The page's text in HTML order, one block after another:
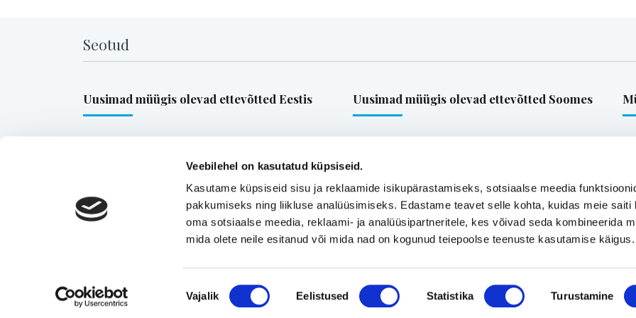
Veebilehel on kasutatud küpsiseid.
Kasutame küpsiseid sisu ja reklaamide isikupärastamiseks, sotsiaalse meedia
pakkumiseks ning liikluse analüüsimiseks. Edastame teavet selle kohta, kuidas meie saiti
oma sotsiaalse meedia, reklaami- ja analüüsipartneritele, kes võivad seda kombineerida
mida olete neile esitanud või mida nad on kogunud teiepoolse teenuste kasutamise käigus.
Nõusoleku
valik
Vajalik Eelistused Statistika Turustamine
Seotud
Uusimad müügis olevad ettevõtted Eestis
ja osakoormavedusid Lääne-Euroopa,
Skandinaavia ning Baltikumi suundadel.
Viimsi Lihapood – 35 aastat turul olnud kohalik
toidupood
Eesti moebränd, mis pakub kvaliteetseid ja
Tugeva turupositsiooniga 3D printimise ja
seadmetega tegelev ettevõte
Uusimad müügis olevad ettevõtted Soomes
vihmaveekaevud.
Vaata kõiki